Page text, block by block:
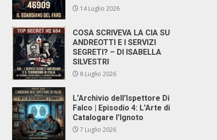
14 Luglio 2026
COSA SCRIVEVA LA CIA SU
ANDREOTTI E I SERVIZI
SEGRETI? – DI ISABELLA
SILVESTRI
8 Luglio 2026
L’Archivio dell’Ispettore Di
Falco | Episodio 4: L’Arte di
Catalogare l’Ignoto
7 Luglio 2026